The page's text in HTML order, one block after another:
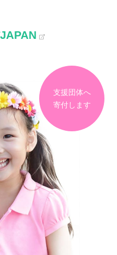
支援団体へ
寄付します